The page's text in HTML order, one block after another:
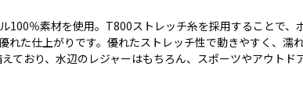
100％素材を使用。T800ストレッチ糸を採用することで、
れた仕上がりです。優れたストレッチ性で動きやすく、濡
ており、水辺のレジャーはもちろん、スポーツやアウトド